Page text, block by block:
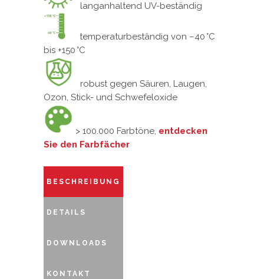
langanhaltend UV-beständig
temperaturbeständig von –40 °C
bis +150 °C
robust gegen Säuren, Laugen,
Ozon, Stick- und Schwefeloxide
> 100.000 Farbtöne, entdecken
Sie den Farbfächer
BESCHREIBUNG
DETAILS
DOWNLOADS
KONTAKT